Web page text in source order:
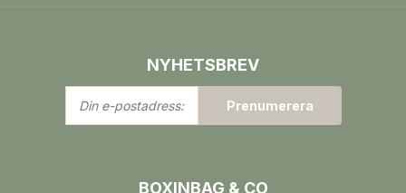
NYHETSBREV
Din
e-
Prenumerera
BOXINBAG & CO